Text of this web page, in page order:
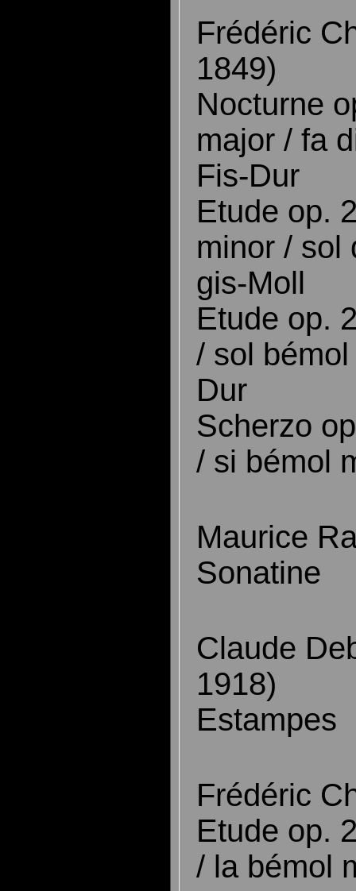
Frédéric
1849)
Nocturne
major / fa
Fis-Dur
Etude op.
minor / sol
gis-Moll
Etude op.
/ sol
Dur
Scherzo
/ si bémol
Maurice
Sonatine
Claude
1918)
Estampes
Frédéric
Etude op.
/ la bémol